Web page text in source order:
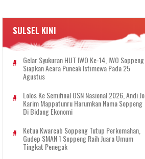
SULSEL KINI
Gelar Syukuran HUT IWO Ke-14, IWO Soppeng
Siapkan Acara Puncak Istimewa Pada 25
Agustus
Lolos Ke Semifinal OSN Nasional 2026, Andi Jo
Karim Mappatunru Harumkan Nama Soppeng
Di Bidang Ekonomi
Ketua Kwarcab Soppeng Tutup Perkemahan,
Gudep SMAN 1 Soppeng Raih Juara Umum
Tingkat Penegak